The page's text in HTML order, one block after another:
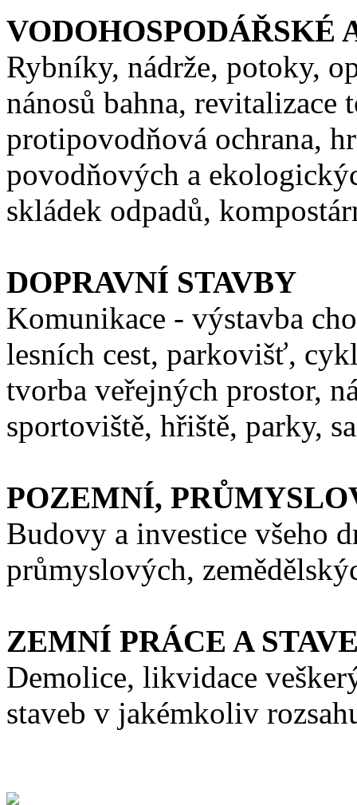
VODOHOSPODÁŘSKÉ
Rybníky, nádrže, potoky,
nánosů bahna,
protipovodňová ochrana,
povodňových a
skládek odpadů,
DOPRAVNÍ STAVBY
Komunikace - výstavba
lesních cest, parkovišť,
tvorba veřejných prostor,
sportoviště, hřiště, parky,
POZEMNÍ,
Budovy a investice všeho
průmyslových,
ZEMNÍ PRÁCE A
Demolice, likvidace
staveb v jakémkoliv